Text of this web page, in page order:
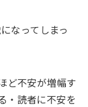
なってしまっ
ど不安が増幅す
・読者に不安を